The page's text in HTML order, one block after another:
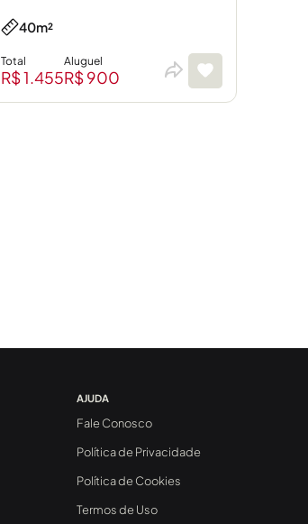
40m²
Total
R$ 1.455
Aluguel
R$ 900
AJUDA
Fale Conosco
Política de Privacidade
Política de Cookies
Termos de Uso